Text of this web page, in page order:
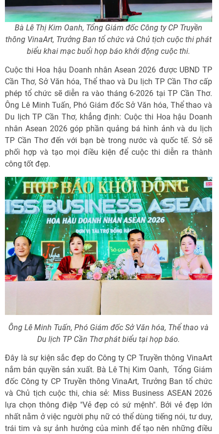
Bà Lê Thị Kim Oanh, Tổng Giám đốc Công ty CP Truyền
thông VinaArt, Trưởng Ban tổ chức và Chủ tịch cuộc thi phát
biểu khai mạc buổi họp báo khởi động cuộc thi.
Cuộc thi Hoa hậu Doanh nhân Asean 2026 được UBND TP
Cần Thơ, Sở Văn hóa, Thể thao và Du lịch TP Cần Thơ cấp
phép tổ chức sẽ diễn ra vào tháng 6-2026 tại TP Cần Thơ.
Ông Lê Minh Tuấn, Phó Giám đốc Sở Văn hóa, Thể thao và
Du lịch TP Cần Thơ, khẳng định: Cuộc thi Hoa hậu Doanh
nhân Asean 2026 góp phần quảng bá hình ảnh và du lịch
TP Cần Thơ đến với bạn bè trong nước và quốc tế. Sở sẽ
phối hợp và tạo mọi điều kiện để cuộc thi diễn ra thành
công tốt đẹp.
Ông Lê Minh Tuấn, Phó Giám đốc Sở Văn hóa, Thể thao và
Du lịch TP Cần Thơ phát biểu tại họp báo.
Đây là sự kiện sắc đẹp do Công ty CP Truyền thông VinaArt
nắm bản quyền sản xuất. Bà Lê Thị Kim Oanh, Tổng Giám
đốc Công ty CP Truyền thông VinaArt, Trưởng Ban tổ chức
và Chủ tịch cuộc thi, chia sẻ: Miss Business ASEAN 2026
lựa chọn thông điệp "Vẻ đẹp có sứ mệnh". Bởi vẻ đẹp lớn
nhất nằm ở việc người phụ nữ có thể dùng tiếng nói, tư duy,
trái tim và sự ảnh hưởng của mình để tạo nên những điều